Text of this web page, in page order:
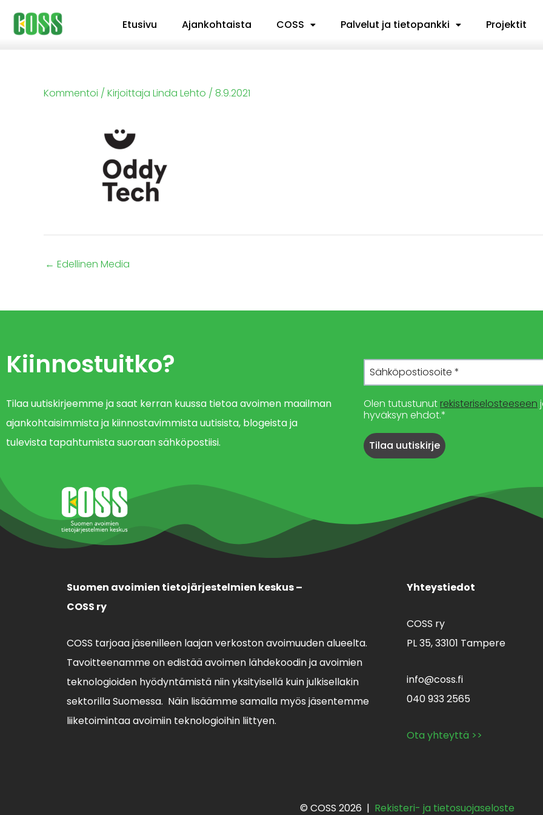
Siirry
sisältöön
Etusivu Ajankohtaista COSS Palvelut ja tietopankki Projektit
Kommentoi / Kirjoittaja Linda Lehto / 8.9.2021
← Edellinen Media
Kiinnostuitko?
Tilaa uutiskirjeemme ja saat kerran kuussa tietoa avoimen maailman
ajankohtaisimmista ja kiinnostavimmista uutisista, blogeista ja
tulevista tapahtumista suoraan sähköpostiisi.
Olen tutustunut rekisteriselosteeseen
hyväksyn ehdot.*
Suomen avoimien tietojärjestelmien keskus –
COSS ry
COSS tarjoaa jäsenilleen laajan verkoston avoimuuden alueelta.
Tavoitteenamme on edistää avoimen lähdekoodin ja avoimien
teknologioiden hyödyntämistä niin yksityisellä kuin julkisellakin
sektorilla Suomessa. Näin lisäämme samalla myös jäsentemme
liiketoimintaa avoimiin teknologioihin liittyen.
Yhteystiedot
COSS ry
PL 35,33101 Tampere
info@coss.fi
040 933 2565
Ota yhteyttä >>
© COSS 2026 | Rekisteri- ja tietosuojaseloste